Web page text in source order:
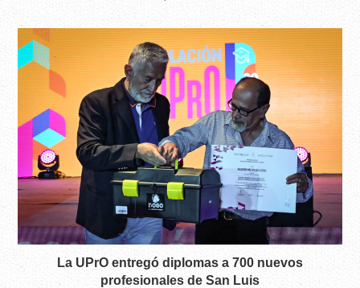
La UPrO entregó diplomas a 700 nuevos
profesionales de San Luis